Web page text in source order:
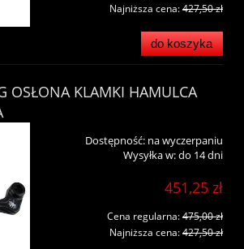
Najniższa cena:427,50 zł
do koszyka
OSŁONA KLAMKI HAMULCA
Dostępność: na wyczerpaniu
Wysyłka w:do 14 dni
451,25 zł
Cena regularna:475,00 zł
Najniższa cena:427,50 zł